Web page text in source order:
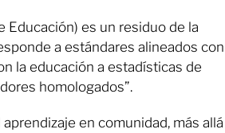
Educación) es un residuo de la
a estándares alineados con
la educación a estadísticas de
homologados”.
en comunidad, más allá